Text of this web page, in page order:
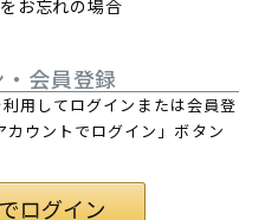
お忘れの場合
会員登録
用してログインまたは会員登
ウントでログイン」ボタン